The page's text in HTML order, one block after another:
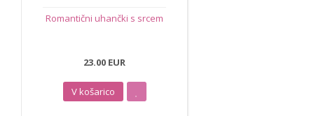
Romantični uhančki s srcem
23.00 EUR
V košarico